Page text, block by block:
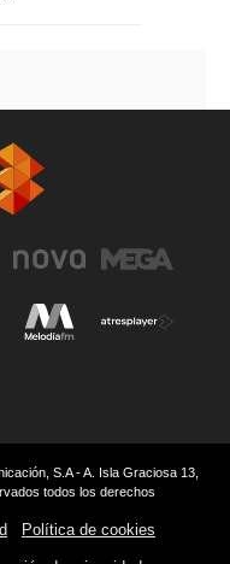
S.A - A. Isla Graciosa 13,
todos los derechos
Política de cookies